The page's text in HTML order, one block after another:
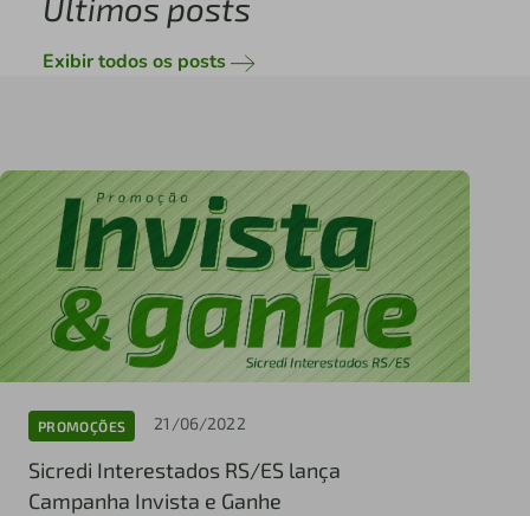
Últimos posts
Exibir todos os posts
PROMOÇÕES 21/06/2022
Sicredi Interestados RS/ES lança
Campanha Invista e Ganhe